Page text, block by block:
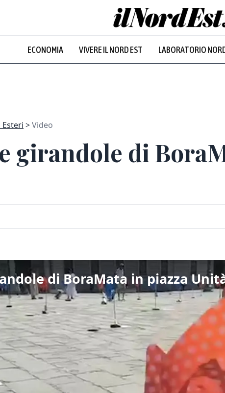
ECONOMIA VIVERE IL NORD EST LABORATORIO
Esteri Video
girandole di
di BoraMata in piazza